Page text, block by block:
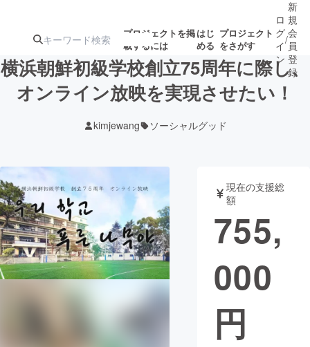
プロジェクトを掲
載するには
はじ
める
プロジェクト
をさがす
ジェクト
ロジェクト
アート・写真 音楽
テクノロジー・ガジェット ゲーム・サ
映像・映画
ビジネス・起業
ロ
グ
イ
ン
/
新
規
会
員
登
録
横浜朝鮮初級学校創立75周年に際し、
オンライン放映を実現させたい！
kimjewang ソーシャルグッド
現在の支援総
額
755,
000
円